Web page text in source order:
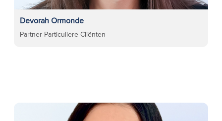
Devorah Ormonde
Partner Particuliere Cliënten